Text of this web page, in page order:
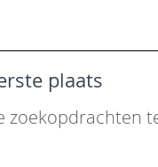
plaats